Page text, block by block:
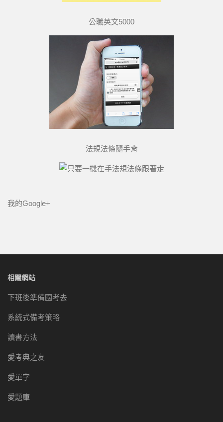
公職英文5000
法規法條隨手背
我的Google+
相關網站
下班後準備國考去
系統式備考策略
讀書方法
愛考典之友
愛單字
愛題庫